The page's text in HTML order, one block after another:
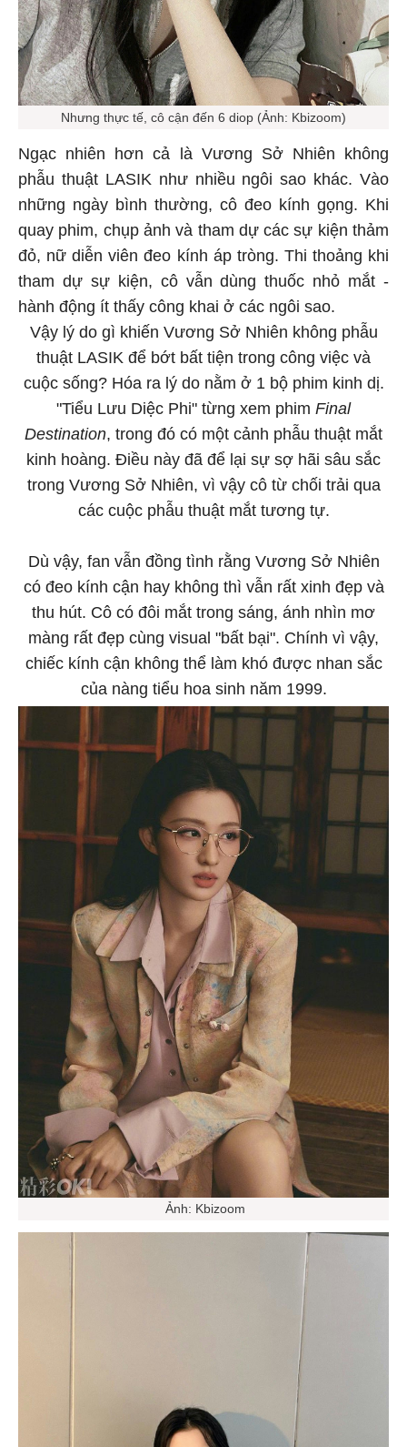
Nhưng thực tế, cô cận đến 6 diop (Ảnh: Kbizoom)
Ngạc nhiên hơn cả là Vương Sở Nhiên không
phẫu thuật LASIK như nhiều ngôi sao khác. Vào
những ngày bình thường, cô đeo kính gọng. Khi
quay phim, chụp ảnh và tham dự các sự kiện thảm
đỏ, nữ diễn viên đeo kính áp tròng. Thi thoảng khi
tham dự sự kiện, cô vẫn dùng thuốc nhỏ mắt -
hành động ít thấy công khai ở các ngôi sao.
Vậy lý do gì khiến Vương Sở Nhiên không phẫu
thuật LASIK để bớt bất tiện trong công việc và
cuộc sống? Hóa ra lý do nằm ở 1 bộ phim kinh dị.
"Tiểu Lưu Diệc Phi" từng xem phim Final
Destination, trong đó có một cảnh phẫu thuật mắt
kinh hoàng. Điều này đã để lại sự sợ hãi sâu sắc
trong Vương Sở Nhiên, vì vậy cô từ chối trải qua
các cuộc phẫu thuật mắt tương tự.
Dù vậy, fan vẫn đồng tình rằng Vương Sở Nhiên
có đeo kính cận hay không thì vẫn rất xinh đẹp và
thu hút. Cô có đôi mắt trong sáng, ánh nhìn mơ
màng rất đẹp cùng visual "bất bại". Chính vì vậy,
chiếc kính cận không thể làm khó được nhan sắc
của nàng tiểu hoa sinh năm 1999.
Ảnh: Kbizoom